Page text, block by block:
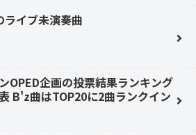
ライブ未演奏曲
OPED企画の投票結果ランキング
B'z曲はTOP20に2曲ランクイン